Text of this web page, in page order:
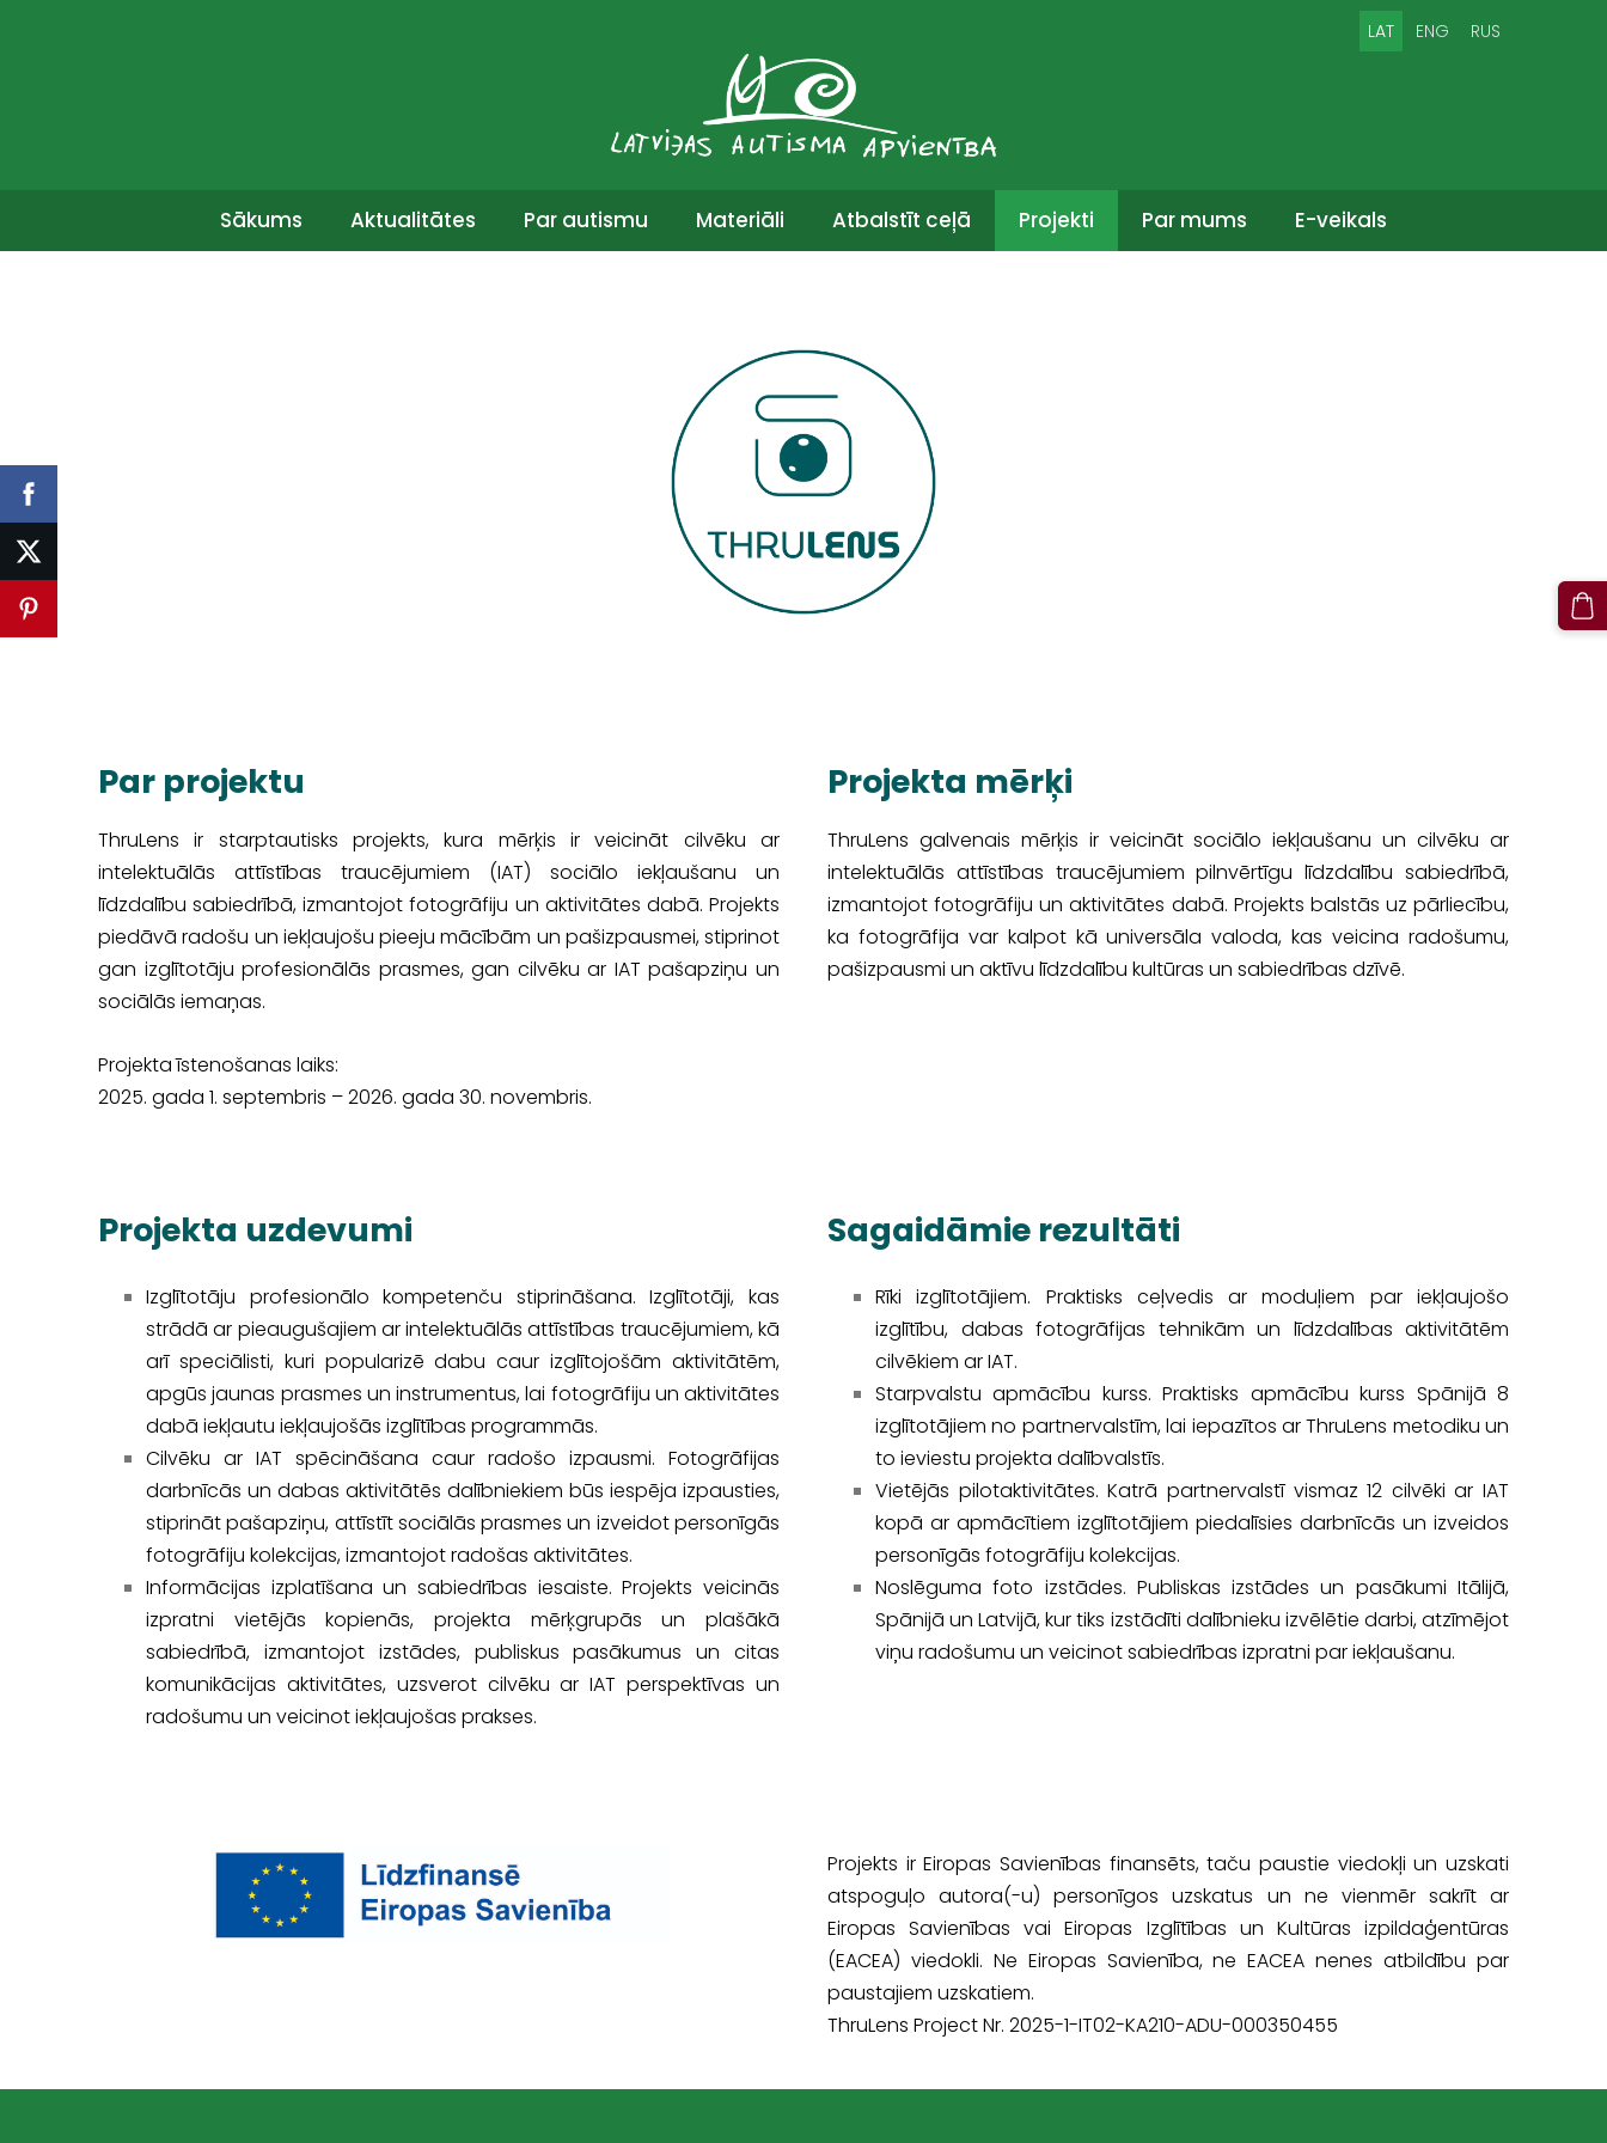
LAT ENG RUS
Sākums Aktualitātes Par autismu Materiāli Atbalstīt ceļā Projekti Par mums E-veikals
Par projektu
ThruLens ir starptautisks projekts, kura mērķis ir veicināt cilvēku ar
intelektuālās attīstības traucējumiem (IAT) sociālo iekļaušanu un
līdzdalību sabiedrībā, izmantojot fotogrāfiju un aktivitātes dabā. Projekts
piedāvā radošu un iekļaujošu pieeju mācībām un pašizpausmei, stiprinot
gan izglītotāju profesionālās prasmes, gan cilvēku ar IAT pašapziņu un
sociālās iemaņas.
Projekta īstenošanas laiks:
2025. gada 1. septembris – 2026. gada 30. novembris.
Projekta mērķi
ThruLens galvenais mērķis ir veicināt sociālo iekļaušanu un cilvēku ar
intelektuālās attīstības traucējumiem pilnvērtīgu līdzdalību sabiedrībā,
izmantojot fotogrāfiju un aktivitātes dabā. Projekts balstās uz pārliecību,
ka fotogrāfija var kalpot kā universāla valoda, kas veicina radošumu,
pašizpausmi un aktīvu līdzdalību kultūras un sabiedrības dzīvē.
Projekta uzdevumi
Izglītotāju profesionālo kompetenču stiprināšana. Izglītotāji, kas
strādā ar pieaugušajiem ar intelektuālās attīstības traucējumiem, kā
arī speciālisti, kuri popularizē dabu caur izglītojošām aktivitātēm,
apgūs jaunas prasmes un instrumentus, lai fotogrāfiju un aktivitātes
dabā iekļautu iekļaujošās izglītības programmās.
Cilvēku ar IAT spēcināšana caur radošo izpausmi. Fotogrāfijas
darbnīcās un dabas aktivitātēs dalībniekiem būs iespēja izpausties,
stiprināt pašapziņu, attīstīt sociālās prasmes un izveidot personīgās
fotogrāfiju kolekcijas, izmantojot radošas aktivitātes.
Informācijas izplatīšana un sabiedrības iesaiste. Projekts veicinās
izpratni vietējās kopienās, projekta mērķgrupās un plašākā
sabiedrībā, izmantojot izstādes, publiskus pasākumus un citas
komunikācijas aktivitātes, uzsverot cilvēku ar IAT perspektīvas un
radošumu un veicinot iekļaujošas prakses.
Sagaidāmie rezultāti
Rīki izglītotājiem. Praktisks ceļvedis ar moduļiem par iekļaujošo
izglītību, dabas fotogrāfijas tehnikām un līdzdalības aktivitātēm
cilvēkiem ar IAT.
Starpvalstu apmācību kurss. Praktisks apmācību kurss Spānijā 8
izglītotājiem no partnervalstīm, lai iepazītos ar ThruLens metodiku un
to ieviestu projekta dalībvalstīs.
Vietējās pilotaktivitātes. Katrā partnervalstī vismaz 12 cilvēki ar IAT
kopā ar apmācītiem izglītotājiem piedalīsies darbnīcās un izveidos
personīgās fotogrāfiju kolekcijas.
Noslēguma foto izstādes. Publiskas izstādes un pasākumi Itālijā,
Spānijā un Latvijā, kur tiks izstādīti dalībnieku izvēlētie darbi, atzīmējot
viņu radošumu un veicinot sabiedrības izpratni par iekļaušanu.
Projekts ir Eiropas Savienības finansēts, taču paustie viedokļi un uzskati
atspoguļo autora(-u) personīgos uzskatus un ne vienmēr sakrīt ar
Eiropas Savienības vai Eiropas Izglītības un Kultūras izpildaģentūras
(EACEA) viedokli. Ne Eiropas Savienība, ne EACEA nenes atbildību par
paustajiem uzskatiem.
ThruLens Project Nr. 2025-1-IT02-KA210-ADU-000350455